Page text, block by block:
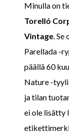
Minulla on
Torelló
Vintage. Se
Parellada -
päällä 60
Nature -tyyli
ja tilan
ei ole lisätty